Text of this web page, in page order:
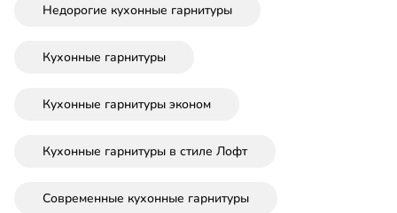
Недорогие кухонные гарнитуры
Кухонные гарнитуры
Кухонные гарнитуры эконом
Кухонные гарнитуры в стиле Лофт
Современные кухонные гарнитуры